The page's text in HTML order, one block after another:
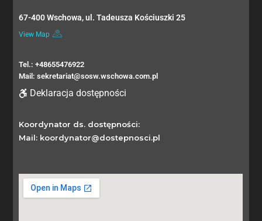
67-400 Wschowa, ul. Tadeusza Kościuszki 25
View Map
Tel.: +48655476922
Mail: sekretariat@sosw.wschowa.com.pl
Deklaracja dostępności
Koordynator ds. dostępności:
Mail: koordynator@dostepnosci.pl